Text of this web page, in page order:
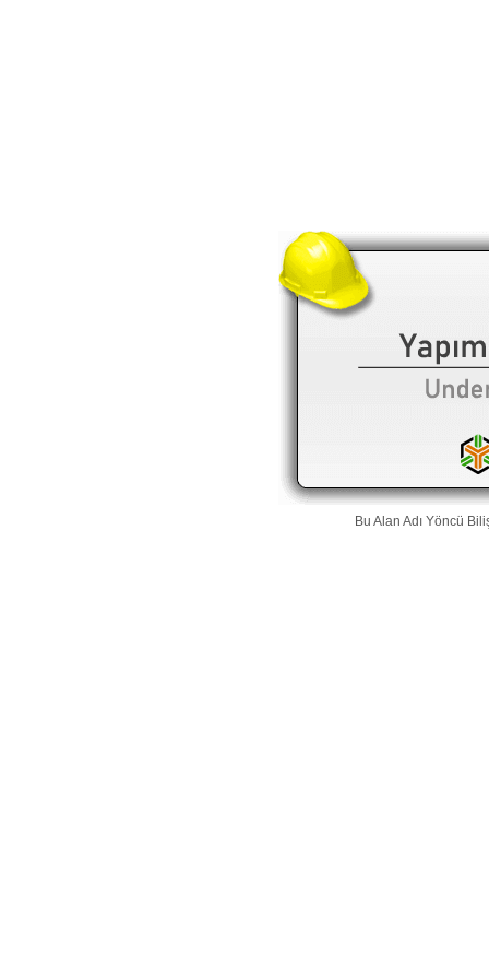
Bu Alan Adı Yöncü